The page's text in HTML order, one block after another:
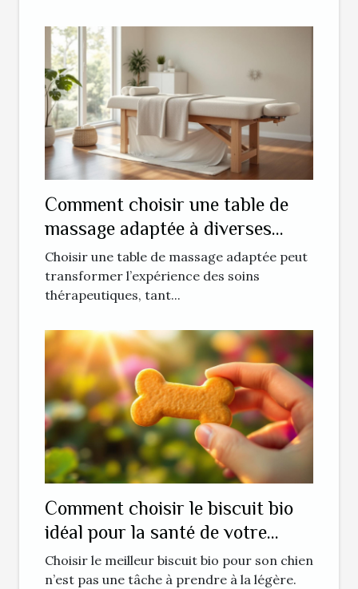
Comment choisir une table de
massage adaptée à diverses
techniques thérapeutiques ?
Choisir une table de massage adaptée peut
transformer l’expérience des soins
thérapeutiques, tant...
Comment choisir le biscuit bio
idéal pour la santé de votre
chien ?
Choisir le meilleur biscuit bio pour son chien
n’est pas une tâche à prendre à la légère.